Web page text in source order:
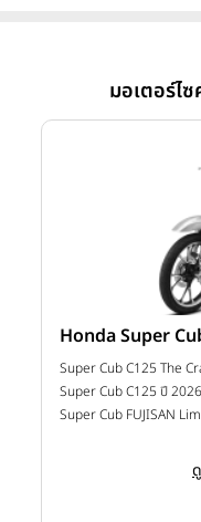
มอเตอร์ไ
Honda Super
Super Cub C125 ปี 2026
Super Cub FUJISAN